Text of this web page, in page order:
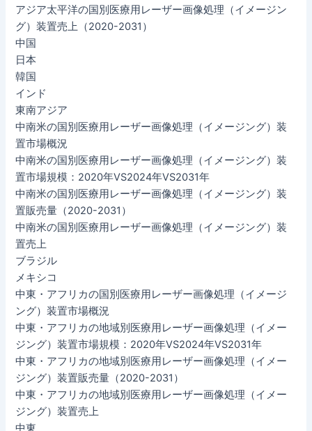
アジア太平洋の国別医療用レーザー画像処理（イメージン
グ）装置売上（2020-2031）
中国
日本
韓国
インド
東南アジア
中南米の国別医療用レーザー画像処理（イメージング）装
置市場概況
中南米の国別医療用レーザー画像処理（イメージング）装
置市場規模：2020年VS2024年VS2031年
中南米の国別医療用レーザー画像処理（イメージング）装
置販売量（2020-2031）
中南米の国別医療用レーザー画像処理（イメージング）装
置売上
ブラジル
メキシコ
中東・アフリカの国別医療用レーザー画像処理（イメージ
ング）装置市場概況
中東・アフリカの地域別医療用レーザー画像処理（イメー
ジング）装置市場規模：2020年VS2024年VS2031年
中東・アフリカの地域別医療用レーザー画像処理（イメー
ジング）装置販売量（2020-2031）
中東・アフリカの地域別医療用レーザー画像処理（イメー
ジング）装置売上
中東